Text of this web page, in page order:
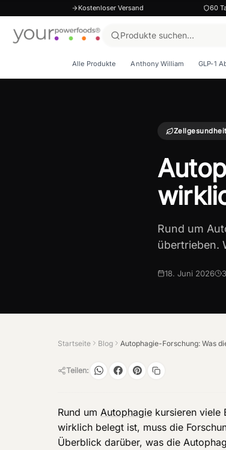
Kostenloser Versand 60
Alle Produkte Anthony William GLP-1
Rund um
übertrieben.
18. Juni 2026 3
Startseite Blog
Teilen:
Rund um Autophagie kursieren viele
wirklich belegt ist, muss die
Überblick darüber, was die